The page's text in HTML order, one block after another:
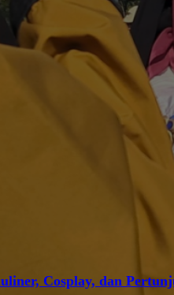
Cosplay, dan